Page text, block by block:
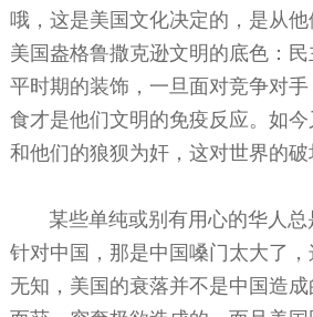
哦，这是美国文化决定的，是从他
美国盎格鲁撒克逊文明的底色：
平时期的装饰，一旦面对竞争对
食才是他们文明的免疫反应。如
和他们的狼狈为奸，这对世界的破
某些单纯或别有用心的华人总
针对中国，那是中国嗓门太大了
无知，美国的衰落并不是中国造